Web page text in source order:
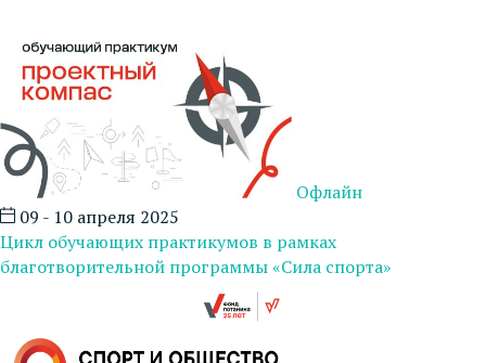
Офлайн
09 - 10 апреля 2025
Цикл обучающих практикумов в рамках
благотворительной программы «Сила спорта»